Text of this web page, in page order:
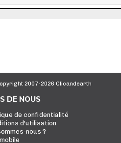
2007-2026 Clicandearth
DE NOUS
de confidentialité
d'utilisation
nous ?